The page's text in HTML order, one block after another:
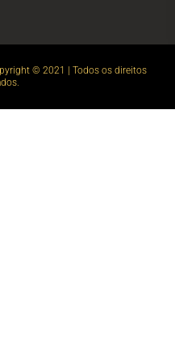
© 2021 | Todos os direitos